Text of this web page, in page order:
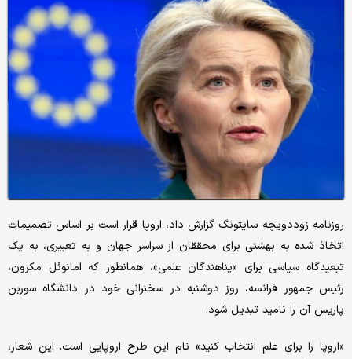
روزنامه زوددویچه سایتونگ گزارش داد، اروپا قرار است بر اساس تصمیمات
اتخاذ شده به بهشتی برای محققان از سراسر جهان و به تعبیری، به یک
تبعیدگاه سیاسی برای «پناهندگان علمی»، همانطور که امانوئل مکرون،
رئیس جمهور فرانسه، روز دوشنبه در سخنرانی خود در دانشگاه سوربن
پاریس آن را نامید تبدیل شود.
«اروپا را برای علم انتخاب کنید» نام این طرح اروپایی است. این شعار،